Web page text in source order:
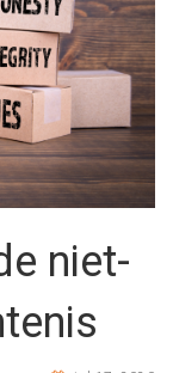
niet-